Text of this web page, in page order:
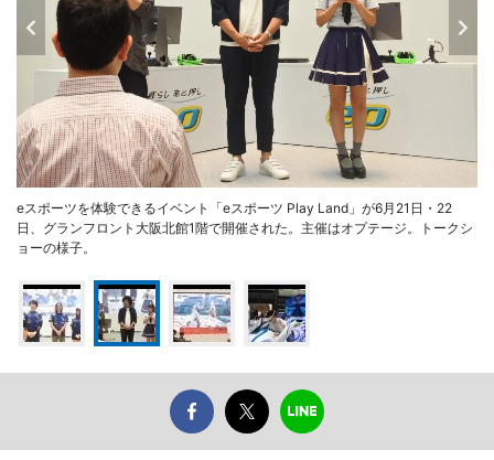
eスポーツを体験できるイベント「eスポーツ Play Land」が6月21日・22
日、グランフロント大阪北館1階で開催された。主催はオプテージ。トークシ
ョーの様子。